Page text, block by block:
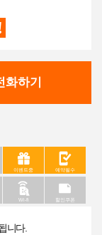
화하기
이벤트중 예약필수
Wi-fi 할인쿠폰
니다.